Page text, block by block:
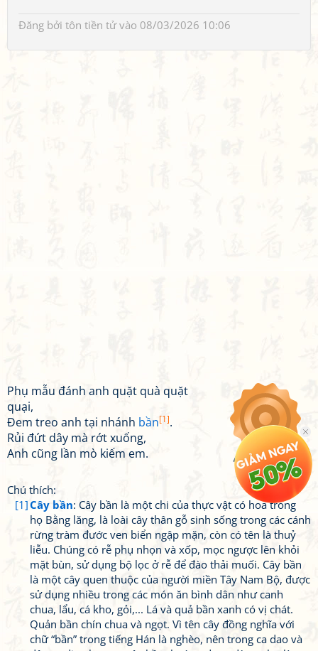
Đăng bởi tôn tiền tửvào 08/03/2026 10:06
Phụ mẫu đánh anh quặt quà quặt
quại,
Đem treo anh tại nhánh bần[1].
Rủi đứt dây mà rớt xuống,
Anh cũng lần mò kiếm em.
Chú thích:
[1]Cây bần: Cây bần là một chi của thực vật có hoa trong
họ Bằng lăng, là loài cây thân gỗ sinh sống trong các cánh
rừng tràm đước ven biển ngập mặn, còn có tên là thuỷ
liễu. Chúng có rễ phụ nhọn và xốp, mọc ngược lên khỏi
mặt bùn, sử dụng bộ lọc ở rễ để đào thải muối. Cây bần
là một cây quen thuộc của người miền Tây Nam Bộ, được
sử dụng nhiều trong các món ăn bình dân như canh
chua, lẩu, cá kho, gỏi,... Lá và quả bần xanh có vị chát.
Quản bần chín chua và ngọt. Vì tên cây đồng nghĩa với
chữ “bần” trong tiếng Hán là nghèo, nên trong ca dao và